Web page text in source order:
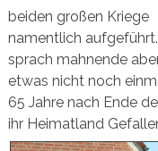
beiden großen Kriege
namentlich
sprach mahnende
etwas nicht noch
65 Jahre nach Ende
ihr Heimatland